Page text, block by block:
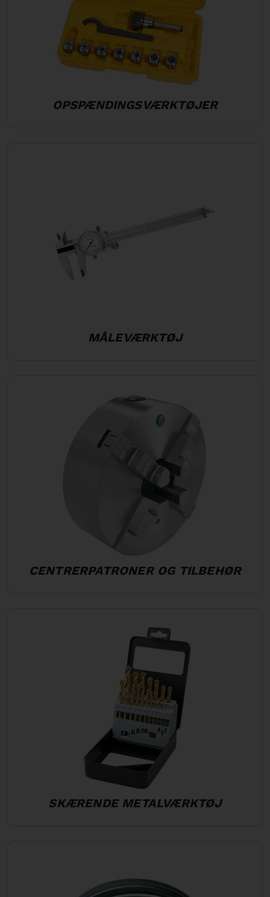
OPSPÆNDINGSVÆRKTØJER
MÅLEVÆRKTØJ
CENTRERPATRONER OG TILBEHØR
SKÆRENDE METALVÆRKTØJ